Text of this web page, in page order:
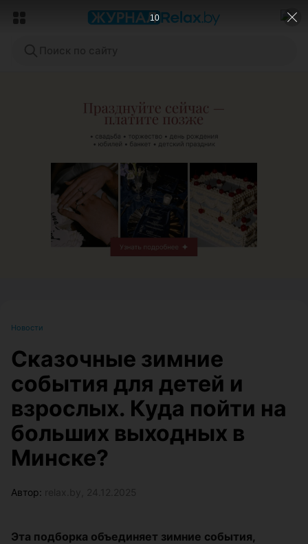
ЭФФЕКТИВНАЯ РЕКЛАМА НА САЙТЕ
Новости
Сказочные зимние
события для детей и
взрослых. Куда пойти на
больших выходных в
Минске?
Автор:
Эта подборка объединяет зимние события,
8